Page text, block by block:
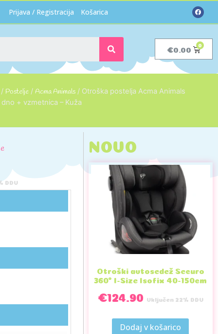
Prijava / Registracija Košarica
€0.00
Postelje / Acma Animals / Otroška postelja Acma Animals
+ vzmetnica – Kuža
DDV
NOVO
Otroški avtosedež Securo
360° I-Size Isofix 40-150cm
€124.90 Vključen 22% DDV
Dodaj v košarico